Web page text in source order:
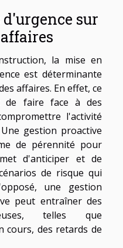
sur
la mise en
est déterminante
affaires. En effet, ce
de faire face à des
l'activité
gestion proactive
de pérennité pour
d'anticiper et de
de risque qui
une gestion
peut entraîner des
telles que
des retards de